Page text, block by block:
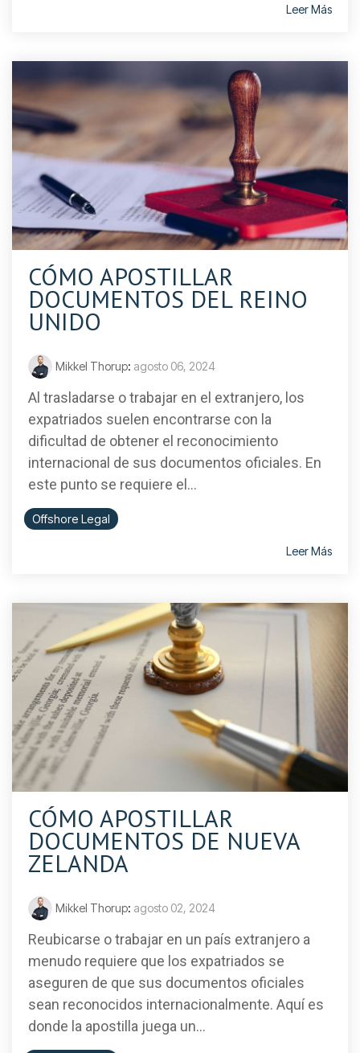
Leer Más
CÓMO APOSTILLAR
DOCUMENTOS DEL REINO
UNIDO
Mikkel Thorup: agosto 06, 2024
Al trasladarse o trabajar en el extranjero, los
expatriados suelen encontrarse con la
dificultad de obtener el reconocimiento
internacional de sus documentos oficiales. En
este punto se requiere el...
Offshore Legal
Leer Más
CÓMO APOSTILLAR
DOCUMENTOS DE NUEVA
ZELANDA
Mikkel Thorup: agosto 02, 2024
Reubicarse o trabajar en un país extranjero a
menudo requiere que los expatriados se
aseguren de que sus documentos oficiales
sean reconocidos internacionalmente. Aquí es
donde la apostilla juega un...